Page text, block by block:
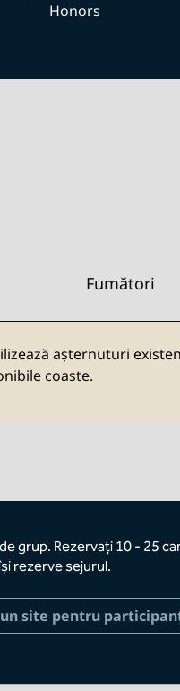
Honors
Fumători
așternuturi
coaste.
grup. Rezervați 10 - 25
rezerve sejurul.
filă nouă
site pentru